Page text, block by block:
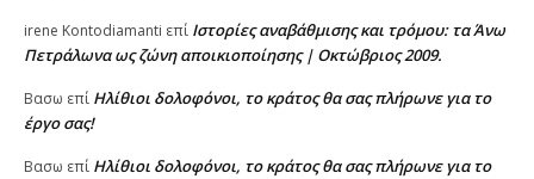
irene Kontodiamanti επί Ιστορίες αναβάθμισης και τρόμου: τα Άνω
Πετράλωνα ως ζώνη αποικιοποίησης | Οκτώβριος 2009.
Βασω επί Ηλίθιοι δολοφόνοι, το κράτος θα σας πλήρωνε για το
έργο σας!
Βασω επί Ηλίθιοι δολοφόνοι, το κράτος θα σας πλήρωνε για το